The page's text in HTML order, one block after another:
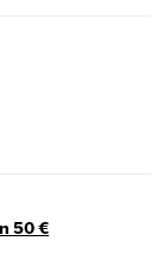
50 €